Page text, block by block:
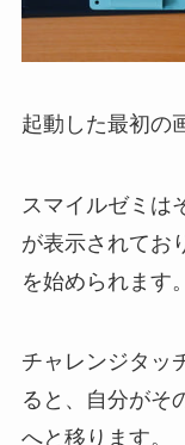
起動した最初の
スマイルゼミは
が表示されてお
を始められます。
チャレンジタッ
ると、自分がそ
へと移ります。